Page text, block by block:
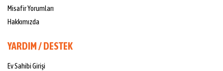
Misafir Yorumları
Hakkımızda
YARDIM / DESTEK
Ev Sahibi Girişi